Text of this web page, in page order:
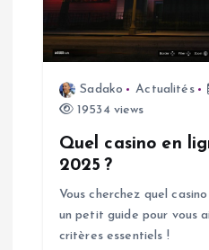
Sadako Actualités
19534 views
Quel casino en
2025 ?
Vous cherchez quel
un petit guide pour vous
critères essentiels !